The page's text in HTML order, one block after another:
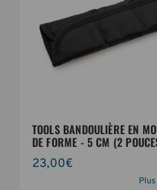
TOOLS BANDOULIÈRE EN
DE FORME - 5 CM (2
23,00€